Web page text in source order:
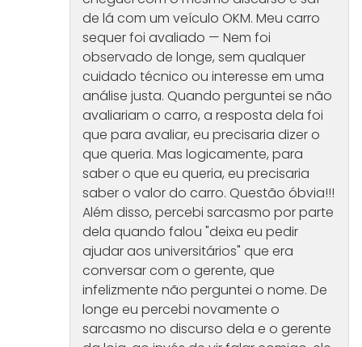
de lá com um veículo OKM. Meu carro
sequer foi avaliado — Nem foi
observado de longe, sem qualquer
cuidado técnico ou interesse em uma
análise justa. Quando perguntei se não
avaliariam o carro, a resposta dela foi
que para avaliar, eu precisaria dizer o
que queria. Mas logicamente, para
saber o que eu queria, eu precisaria
saber o valor do carro. Questão óbvia!!!
Além disso, percebi sarcasmo por parte
dela quando falou "deixa eu pedir
ajudar aos universitários" que era
conversar com o gerente, que
infelizmente não perguntei o nome. De
longe eu percebi novamente o
sarcasmo no discurso dela e o gerente